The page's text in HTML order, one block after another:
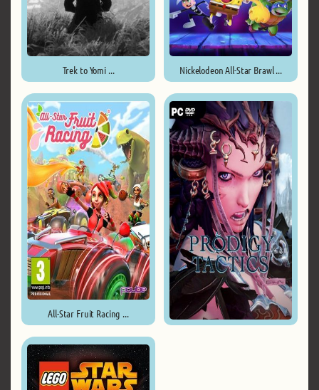
Trek to Yomi ... Nickelodeon All-Star Brawl ...
All-Star Fruit Racing ...